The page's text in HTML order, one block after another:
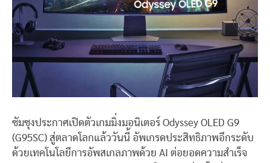
ซัมซุงประกาศเปิดตัวเกมมิ่งมอนิเตอร์ Odyssey OLED G9
(G95SC) สู่ตลาดโลกแล้ววันนี้ อัพเกรดประสิทธิภาพอีกระดับ
ด้วยเทคโนโลยีการอัพสเกลภาพด้วย AI ต่อยอดความสำเร็จ